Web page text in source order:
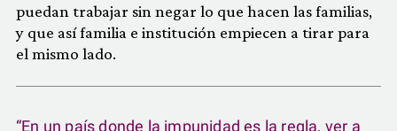
puedan trabajar sin negar lo que hacen las familias,
y que así familia e institución empiecen a tirar para
el mismo lado.
“En un país donde la impunidad es la regla, ver a